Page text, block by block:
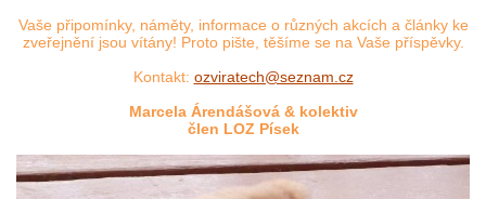
Vaše připomínky, náměty, informace o různých akcích a články ke
zveřejnění jsou vítány! Proto pište, těšíme se na Vaše příspěvky.
Kontakt: ozviratech@seznam.cz
Marcela Árendášová & kolektiv
člen LOZ Písek